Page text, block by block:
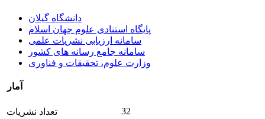
دانشگاه گیلان
پایگاه استنادی علوم جهان اسلام
سامانه ارزیابی نشریات علمی
سامانه جامع رسانه های کشور
وزارت علوم، تحقیقات و فناوری
آمار
تعداد نشریات
32